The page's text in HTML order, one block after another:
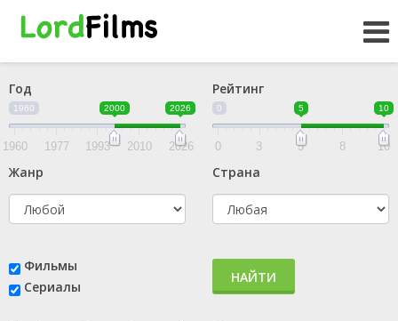
Год
1960 2000 2026
1960 1977 1993 2010 2026
Рейтинг
0 5 10
0 3 5 8 10
Жанр Страна
Фильмы
Сериалы
НАЙТИ